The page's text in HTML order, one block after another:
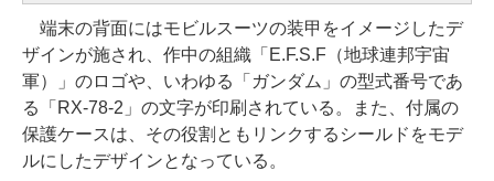
端末の背面にはモビルスーツの装甲をイメージしたデ
ザインが施され、作中の組織「E.F.S.F（地球連邦宇宙
軍）」のロゴや、いわゆる「ガンダム」の型式番号であ
る「RX-78-2」の文字が印刷されている。また、付属の
保護ケースは、その役割ともリンクするシールドをモデ
ルにしたデザインとなっている。